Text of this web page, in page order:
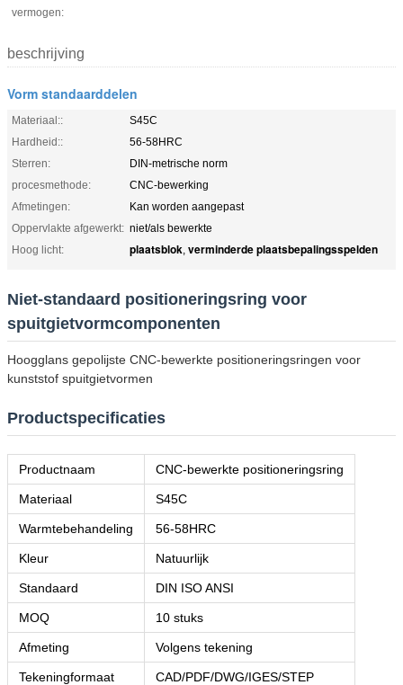
vermogen:
beschrijving
Vorm standaarddelen
Materiaal::
S45C
Hardheid::
56-58HRC
Sterren:
DIN-metrische norm
procesmethode:
CNC-bewerking
Afmetingen:
Kan worden aangepast
Oppervlakte afgewerkt: niet/als bewerkte
Hoog licht:
plaatsblok, verminderde plaatsbepalingsspelden
Niet-standaard positioneringsring voor
spuitgietvormcomponenten
Hoogglans gepolijste CNC-bewerkte positioneringsringen voor
kunststof spuitgietvormen
Productspecificaties
Productnaam CNC-bewerkte positioneringsring
Materiaal S45C
Warmtebehandeling 56-58HRC
Kleur Natuurlijk
Standaard DIN ISO ANSI
MOQ 10 stuks
Afmeting Volgens tekening
Tekeningformaat CAD/PDF/DWG/IGES/STEP